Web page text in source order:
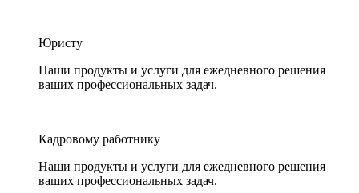
Юристу
Наши продукты и услуги для ежедневного решения
ваших профессиональных задач.
Кадровому работнику
Наши продукты и услуги для ежедневного решения
ваших профессиональных задач.